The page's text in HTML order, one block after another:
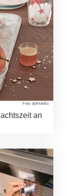
Foto: djd/nutella
an